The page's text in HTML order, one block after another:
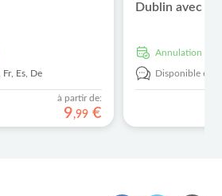
Fr, Es, De
à partir de:
9,99 €
Dublin avec
Annulation
Disponible en: